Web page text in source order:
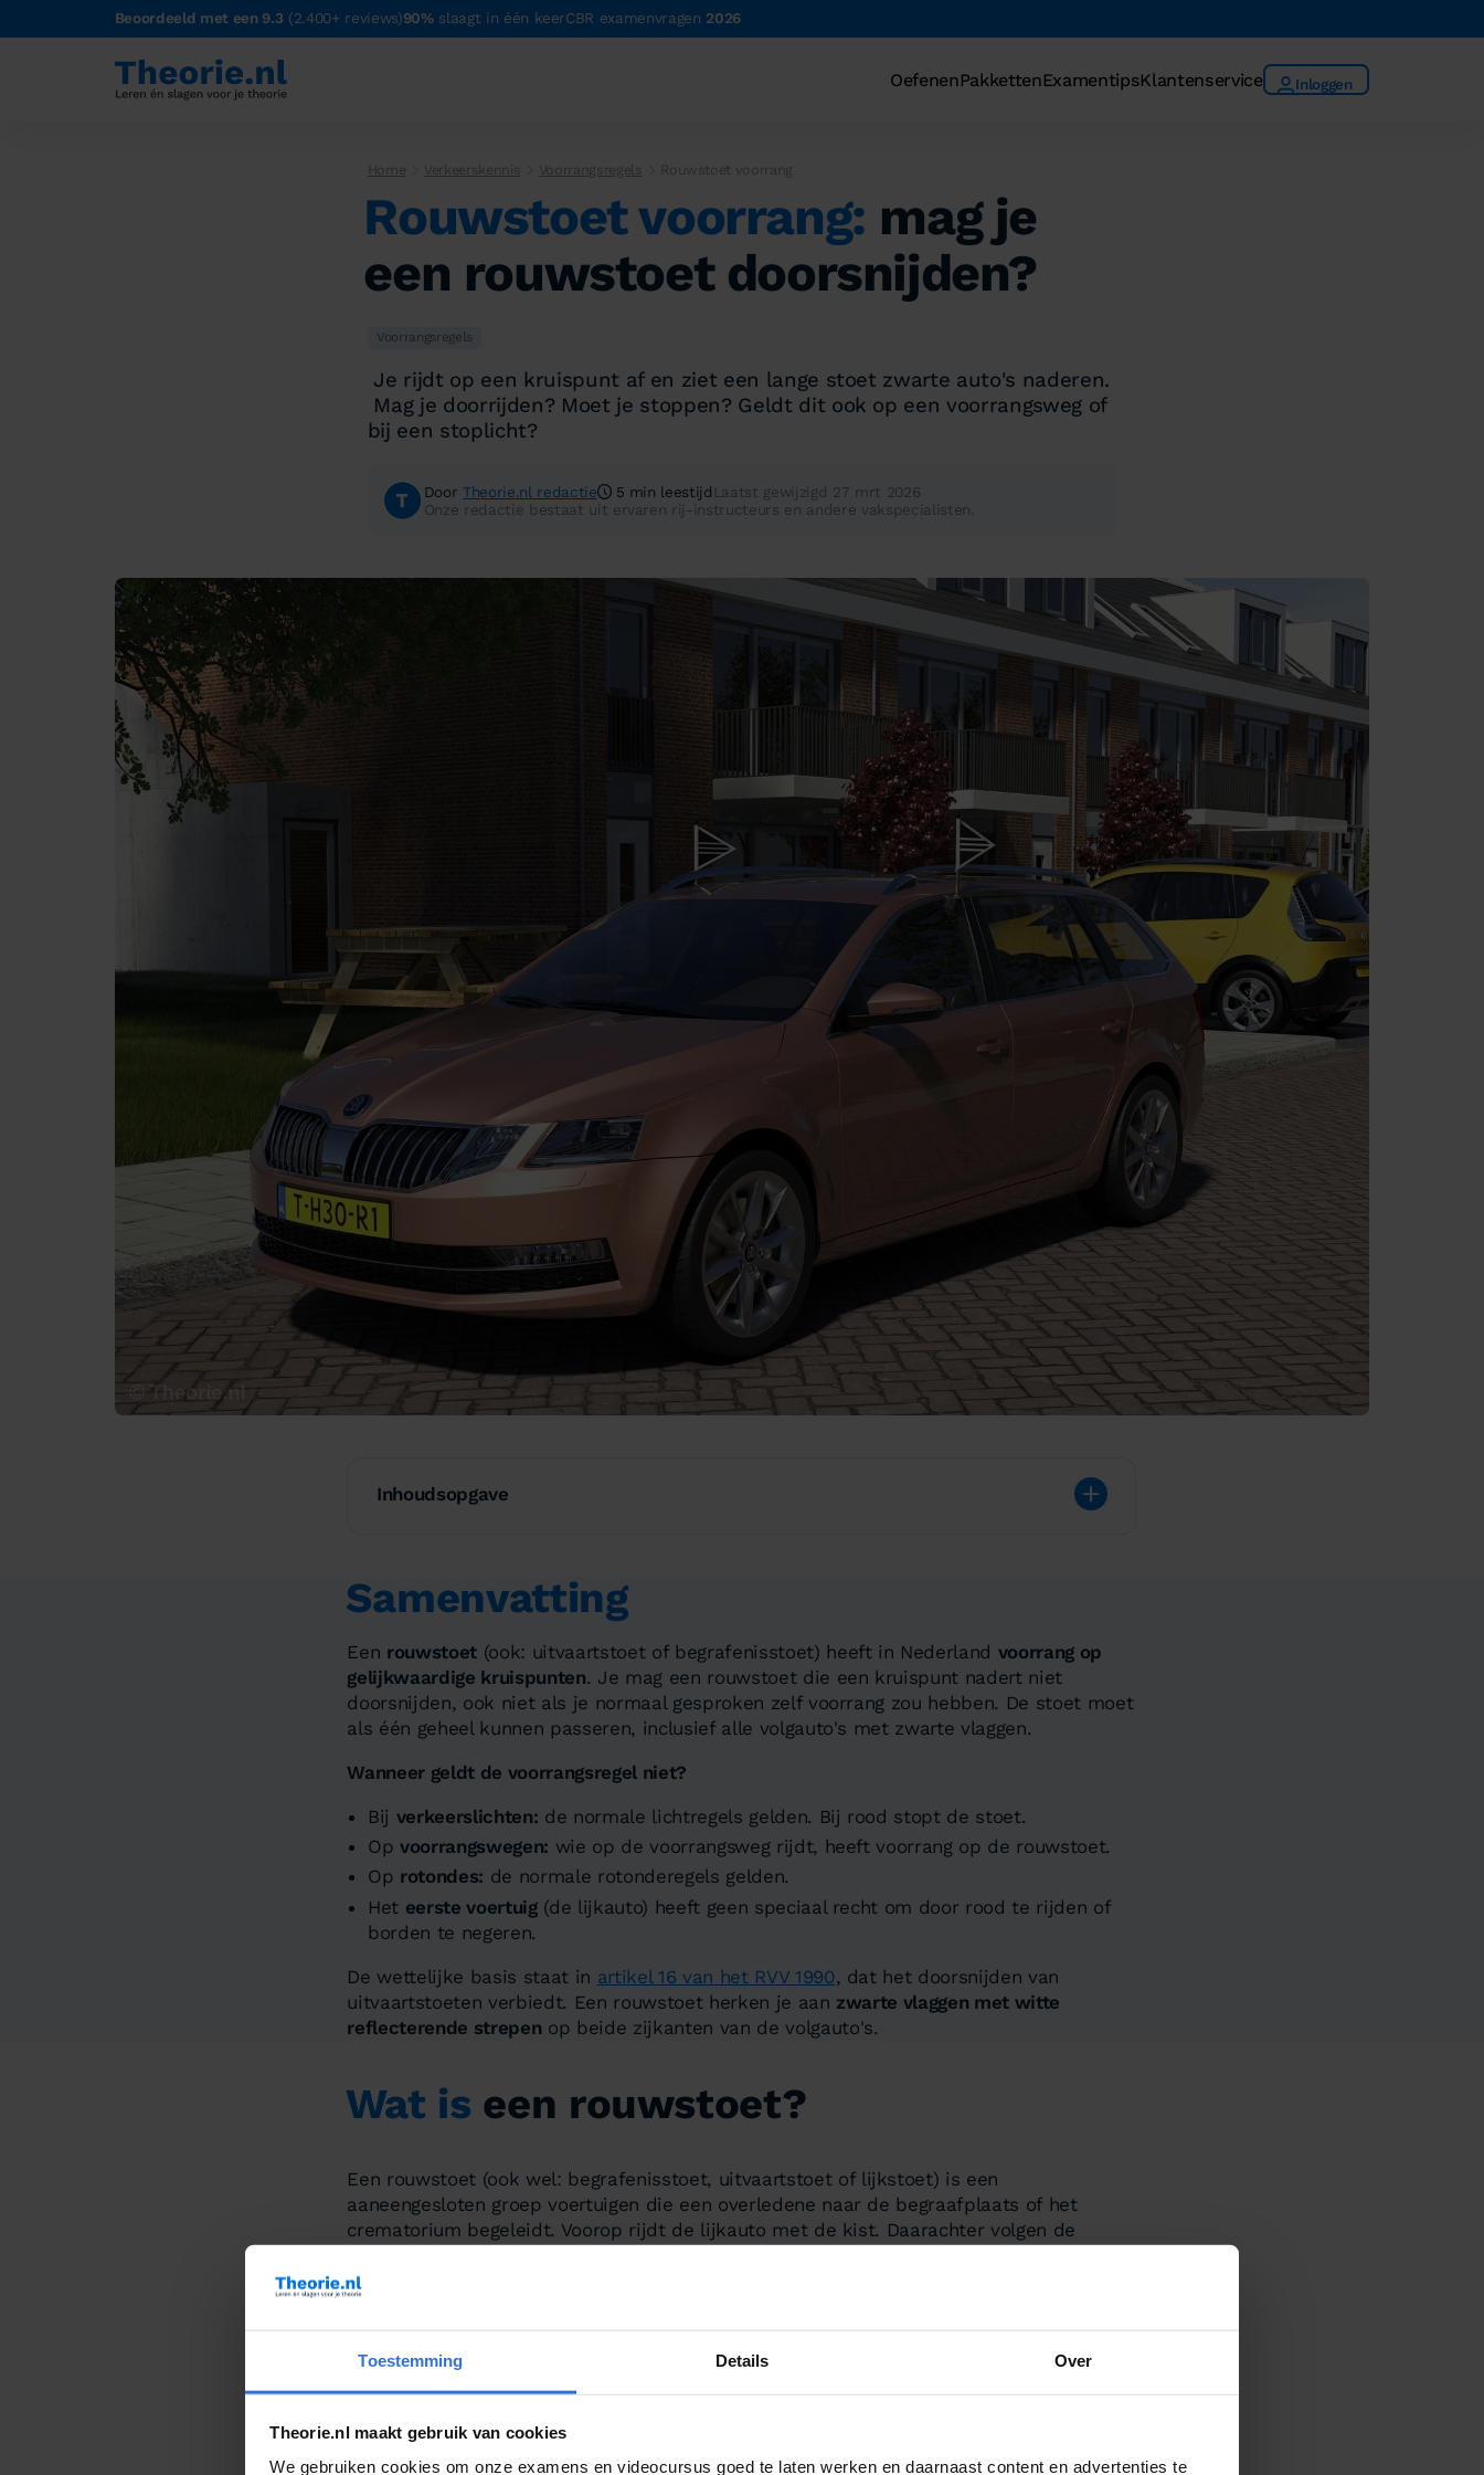
Toestemming Details Over
Theorie.nl maakt gebruik van cookies
We gebruiken cookies om onze examens en videocursus goed te laten werken en daarnaast content en advertenties te
Beoordeeld met een 9.3 (2.400+ reviews)90%slaagt in één keerCBR examenvragen 2026
OefenenPakkettenExamentipsKlantenservice Inloggen
Home Verkeerskennis Voorrangsregels Rouwstoet voorrang
Rouwstoet voorrang: mag je
een rouwstoet doorsnijden?
Voorrangsregels
Je rijdt op een kruispunt af en ziet een lange stoet zwarte auto's naderen.
Mag je doorrijden? Moet je stoppen? Geldt dit ook op een voorrangsweg of
bij een stoplicht?
Door Theorie.nl redactie 5 min leestijd
Laatst gewijzigd 27 mrt 2026
Onze redactie bestaat uit ervaren rij-instructeurs en andere vakspecialisten.
Inhoudsopgave
Samenvatting
Een rouwstoet (ook: uitvaartstoet of begrafenisstoet) heeft in Nederland voorrang op
gelijkwaardige kruispunten. Je mag een rouwstoet die een kruispunt nadert niet
doorsnijden, ook niet als je normaal gesproken zelf voorrang zou hebben. De stoet moet
als één geheel kunnen passeren, inclusief alle volgauto's met zwarte vlaggen.
Wanneer geldt de voorrangsregel niet?
Bij verkeerslichten: de normale lichtregels gelden. Bij rood stopt de stoet.
Opvoorrangswegen: wie op de voorrangsweg rijdt, heeft voorrang op de rouwstoet.
Op rotondes: de normale rotonderegels gelden.
Het eerste voertuig(de lijkauto) heeft geen speciaal recht om door rood te rijden of
borden te negeren.
De wettelijke basis staat in artikel 16 van het RVV 1990, dat het doorsnijden van
uitvaartstoeten verbiedt. Een rouwstoet herken je aan zwarte vlaggen met witte
reflecterende strepen op beide zijkanten van de volgauto's.
Wat is een rouwstoet?
Een rouwstoet (ook wel: begrafenisstoet, uitvaartstoetof lijkstoet) is een
aaneengesloten groep voertuigen die een overledene naar de begraafplaats of het
crematorium begeleidt. Voorop rijdt de lijkauto met de kist. Daarachter volgen de
Om een rouwstoet herkenbaar te maken voor overig verkeer, zijn de volgauto's voorzien
voertuig. Zolang de vlaggen zichtbaar zijn, maakt een voertuig officieel deel uit van de
stoet en gelden de bijbehorende verkeersregels. De lijkauto zelf voert geen vlag maar is
herkenbaar als voorste voertuig van de stoet.